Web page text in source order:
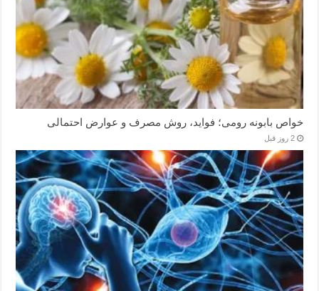
خواص بابونه رومی؛ فواید، روش مصرف و عوارض احتمالی
2 روز قبل